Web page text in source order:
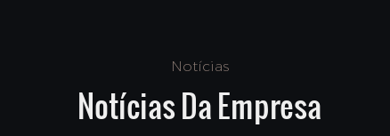
Notícias
Notícias Da Empresa